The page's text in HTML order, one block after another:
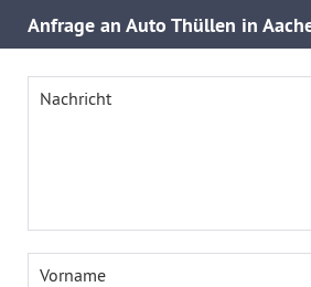
Anfrage an Auto Thüllen in
Nachricht
Vorname